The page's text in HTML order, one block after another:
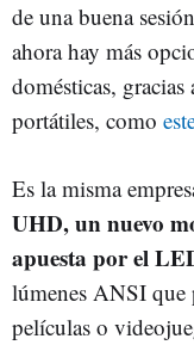
de una buena
ahora hay más
domésticas,
portátiles, como
Es la misma
UHD, un nuevo
apuesta por el
lúmenes ANSI que
películas o